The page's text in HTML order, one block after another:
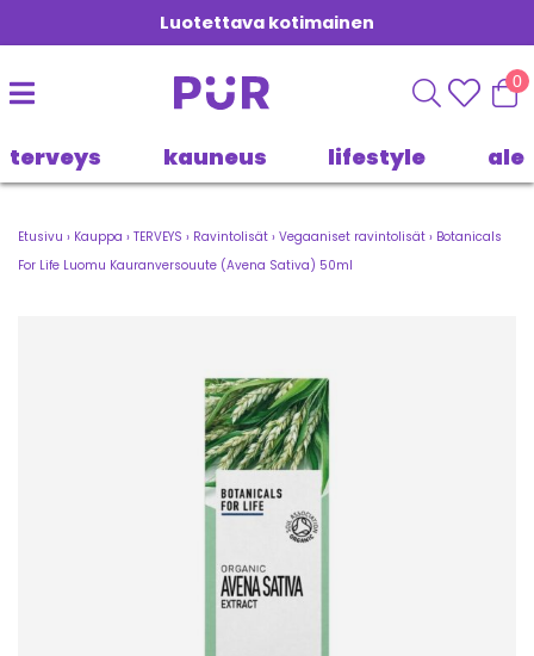
Luotettava kotimainen
0
terveys kauneus lifestyle ale
Etusivu › Kauppa › TERVEYS › Ravintolisät › Vegaaniset ravintolisät › Botanicals
For Life Luomu Kauranversouute (Avena Sativa) 50ml
Seuraava